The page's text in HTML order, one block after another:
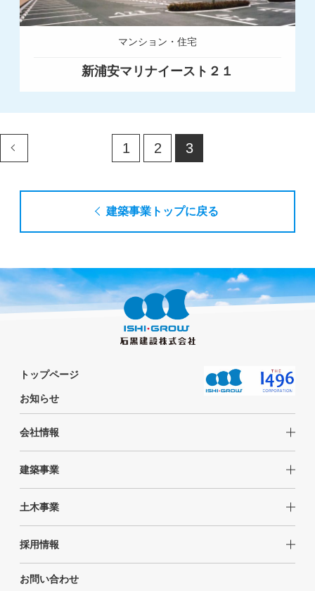
マンション・住宅
新浦安マリナイースト２１
1 2 3
建築事業トップに戻る
トップページ
お知らせ
会社情報
建築事業
土木事業
採用情報
お問い合わせ